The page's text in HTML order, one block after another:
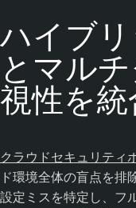
ハイブ
とマル
視性を統
クラウドセキュリティ
ド環境全体の盲点を排
設定ミスを特定し、フ